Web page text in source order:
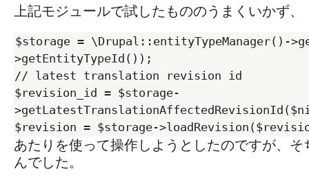
上記モジュールで試したもののうまくいかず、
$storage = \Drupal::entityTypeManager()-
>getEntityTypeId());
// latest translation revision id
$revision_id = $storage-
あたりを使って操作しようとしたのですが、
んでした。